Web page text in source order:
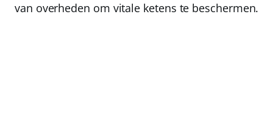
van overheden om vitale ketens te beschermen.